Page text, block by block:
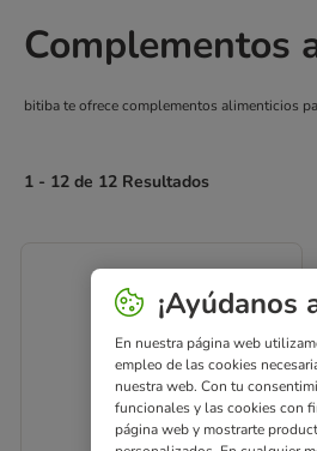
Complementos
bitiba te ofrece complementos alimenticios
1 - 12 de 12 Resultados
¡Ayúdanos
En nuestra página web
empleo de las cookies
nuestra web. Con tu
funcionales y las cookies con
página web y mostrarte